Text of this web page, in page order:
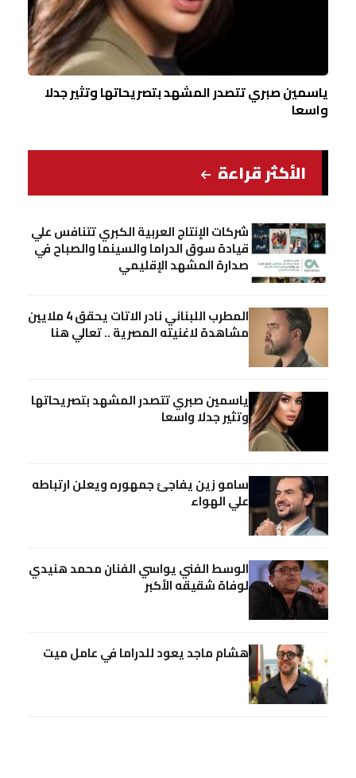
ياسمين صبري تتصدر المشهد بتصريحاتها وتثير جدلا
واسعا
الأكثر قراءة
شركات الإنتاج العربية الكبري تتنافس علي
قيادة سوق الدراما والسينما والصباح في
صدارة المشهد الإقليمي
المطرب اللبناني نادر الاتات يحقق 4 ملايين
مشاهدة لاغنيته المصرية .. تعالي هنا
ياسمين صبري تتصدر المشهد بتصريحاتها
وتثير جدلا واسعا
سامو زين يفاجئ جمهوره ويعلن ارتباطه
علي الهواء
الوسط الفني يواسي الفنان محمد هنيدي
لوفاة شقيقه الأكبر
هشام ماجد يعود للدراما في عامل ميت